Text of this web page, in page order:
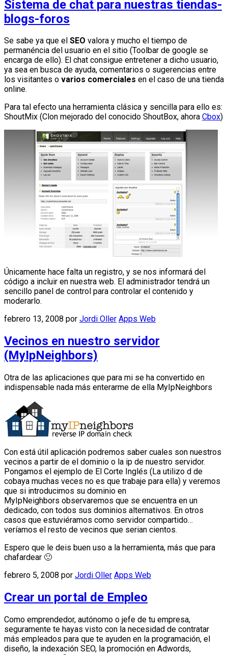
Sistema de chat para nuestras tiendas-
blogs-foros
Se sabe ya que el SEO valora y mucho el tiempo de
permanéncia del usuario en el sitio (Toolbar de google se
encarga de ello). El chat consigue entretener a dicho usuario,
ya sea en busca de ayuda, comentarios o sugerencias entre
los visitantes o varios comerciales en el caso de una tienda
online.
Para tal efecto una herramienta clásica y sencilla para ello es:
ShoutMix (Clon mejorado del conocido ShoutBox, ahora Cbox)
Únicamente hace falta un registro, y se nos informará del
código a incluir en nuestra web. El administrador tendrá un
sencillo panel de control para controlar el contenido y
moderarlo.
febrero 13, 2008 por Jordi Oller Apps Web
Vecinos en nuestro servidor
(MyIpNeighbors)
Otra de las aplicaciones que para mi se ha convertido en
indispensable nada más enterarme de ella MyIpNeighbors
Con está útil aplicación podremos saber cuales son nuestros
vecinos a partir de el dominio o la ip de nuestro servidor.
Pongamos el ejemplo de El Corte Inglés (La utilizo d de
cobaya muchas veces no es que trabaje para ella) y veremos
que si introducimos su dominio en
MyIpNeighbors observaremos que se encuentra en un
dedicado, con todos sus dominios alternativos. En otros
casos que estuviéramos como servidor compartido…
veríamos el resto de vecinos que serian cientos.
Espero que le deis buen uso a la herramienta, más que para
chafardear 🙂
febrero 5, 2008 por Jordi Oller Apps Web
Crear un portal de Empleo
Como emprendedor, autónomo o jefe de tu empresa,
seguramente te hayas visto con la necesidad de contratar
más empleados para que te ayuden en la programación, el
diseño, la indexación SEO, la promoción en Adwords,